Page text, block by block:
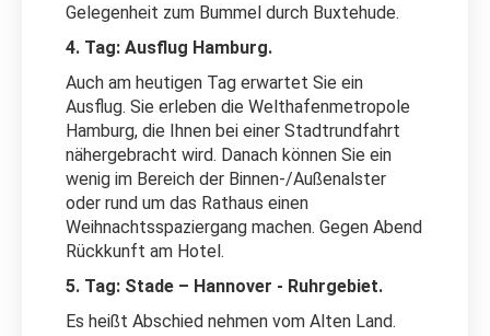
Gelegenheit zum Bummel durch Buxtehude.
4. Tag: Ausflug Hamburg.
Auch am heutigen Tag erwartet Sie ein
Ausflug. Sie erleben die Welthafenmetropole
Hamburg, die Ihnen bei einer Stadtrundfahrt
nähergebracht wird. Danach können Sie ein
wenig im Bereich der Binnen-/Außenalster
oder rund um das Rathaus einen
Weihnachtsspaziergang machen. Gegen Abend
Rückkunft am Hotel.
5. Tag: Stade – Hannover - Ruhrgebiet.
Es heißt Abschied nehmen vom Alten Land.